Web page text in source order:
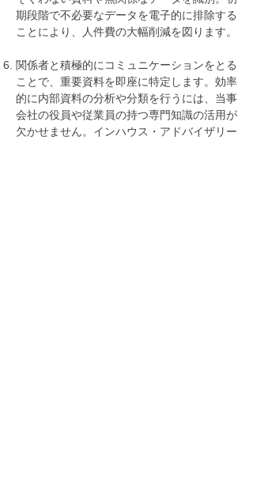
期段階で不必要なデータを電子的に排除する
ことにより、人件費の大幅削減を図ります。
関係者と積極的にコミュニケーションをとる
ことで、重要資料を即座に特定します。効率
的に内部資料の分析や分類を行うには、当事
会社の役員や従業員の持つ専門知識の活用が
欠かせません。インハウス・アドバイザリー